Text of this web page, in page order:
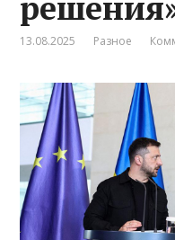
13.08.2025 Разное